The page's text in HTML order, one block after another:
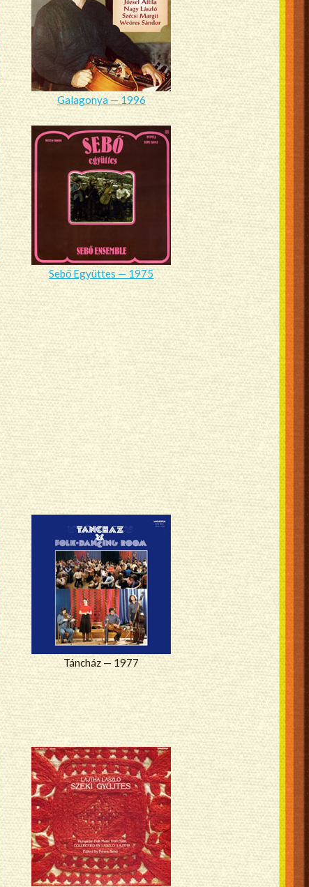
Galagonya — 1996
Sebő Együttes — 1975
Táncház — 1977